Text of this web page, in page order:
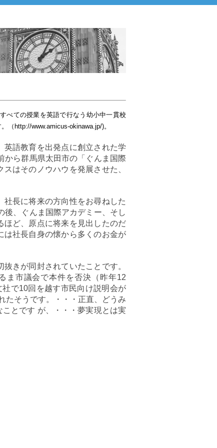
べての授業を英語で行なう幼小中一貫校
（http://www.amicus-okinawa.jp/)。
語教育を出発点に創立された学
から群馬県太田市の「ぐんま国際
はそのノウハウを発展させた、
長に将来の方向性をお尋ねした
後、ぐんま国際アカデミー、そし
ほど、原点に将来を見出したのだ
は社長自身の懐から多くのお金が
きが同封されていたことです。
ま市議会で本件を否決（昨年12
で10回を越す市民向け説明会が
たそうです。・・・正直、どうみ
とです が、・・・夢実現とは実